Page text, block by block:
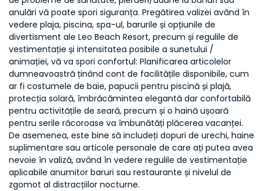
anulări vă poate spori siguranța. Pregătirea valizei având în
vedere plaja, piscina, spa-ul, barurile și opțiunile de
divertisment ale Leo Beach Resort, precum și regulile de
vestimentație și intensitatea posibile a sunetului /
animației, vă va spori confortul: Planificarea articolelor
dumneavoastră ținând cont de facilitățile disponibile, cum
ar fi costumele de baie, papucii pentru piscină și plajă,
protecția solară, îmbrăcămintea elegantă dar confortabilă
pentru activitățile de seară, precum și o haină ușoară
pentru serile răcoroase va îmbunătăți plăcerea vacanței.
De asemenea, este bine să includeți dopuri de urechi, haine
suplimentare sau articole personale de care ați putea avea
nevoie în valiză, având în vedere regulile de vestimentație
aplicabile anumitor baruri sau restaurante și nivelul de
zgomot al distracțiilor nocturne.